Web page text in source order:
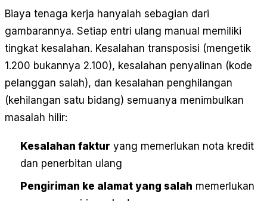
Biaya tenaga kerja hanyalah sebagian dari
gambarannya. Setiap entri ulang manual memiliki
tingkat kesalahan. Kesalahan transposisi (mengetik
1.200 bukannya 2.100), kesalahan penyalinan (kode
pelanggan salah), dan kesalahan penghilangan
(kehilangan satu bidang) semuanya menimbulkan
masalah hilir:
Kesalahan faktur yang memerlukan nota kredit
dan penerbitan ulang
Pengiriman ke alamat yang salah memerlukan